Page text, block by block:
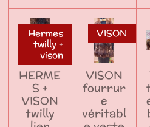
Hermes
twilly +
vison
HERME
S +
VISON
twilly
VISON
VISON
fourrur
e
véritabl